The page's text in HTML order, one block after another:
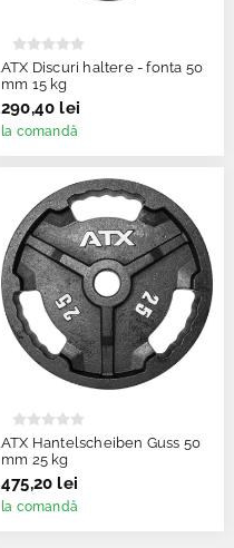
ATX Discuri haltere - fonta 50
mm 15 kg
290,40 lei
la comandă
ATX Hantelscheiben Guss 50
mm 25 kg
475,20 lei
la comandă